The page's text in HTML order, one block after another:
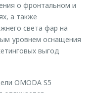
о фронтальном и
а также
света фар на
уровнем оснащения
выгод
OMODA S5